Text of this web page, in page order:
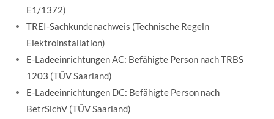
E1/1372)
TREI-Sachkundenachweis (Technische Regeln
Elektroinstallation)
E-Ladeeinrichtungen AC: Befähigte Person nach TRBS
1203 (TÜV Saarland)
E-Ladeeinrichtungen DC: Befähigte Person nach
BetrSichV (TÜV Saarland)